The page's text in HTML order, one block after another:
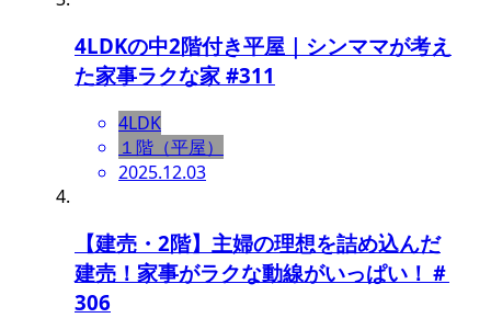
4LDKの中2階付き平屋｜シンママが考え
た家事ラクな家 #311
4LDK
１階（平屋）
2025.12.03
【建売・2階】主婦の理想を詰め込んだ
建売！家事がラクな動線がいっぱい！＃
306